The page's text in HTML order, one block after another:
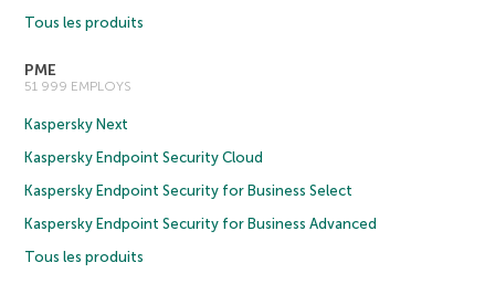
Tous les produits
PME
51 999 EMPLOYS
Kaspersky Next
Kaspersky Endpoint Security Cloud
Kaspersky Endpoint Security for Business Select
Kaspersky Endpoint Security for Business Advanced
Tous les produits